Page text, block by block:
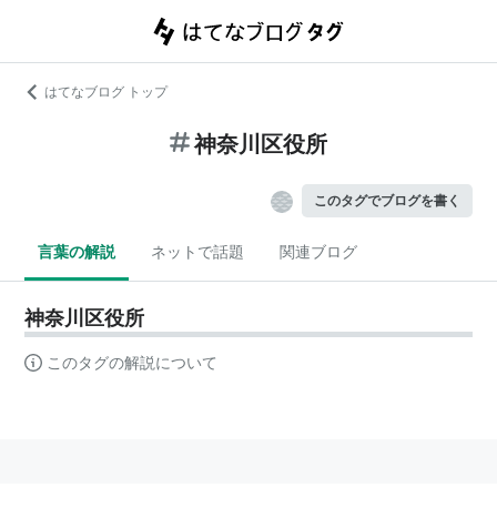
はてなブログ トップ
神奈川区役所
このタグでブログを書く
言葉の解説 ネットで話題 関連ブログ
神奈川区役所
このタグの解説について